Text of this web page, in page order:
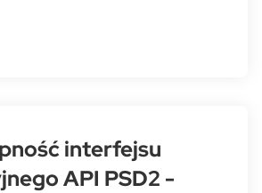
interfejsu
API PSD2 -